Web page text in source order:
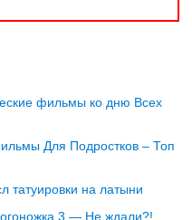
фильмы ко дню Всех
Для Подростков – Топ
татуировки на латыни
3 — Не ждали?!